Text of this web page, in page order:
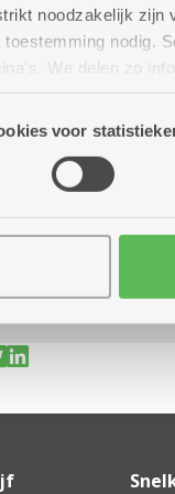
noodzakelijk zijn
nodig.
We delen zo
en analyse.
voor